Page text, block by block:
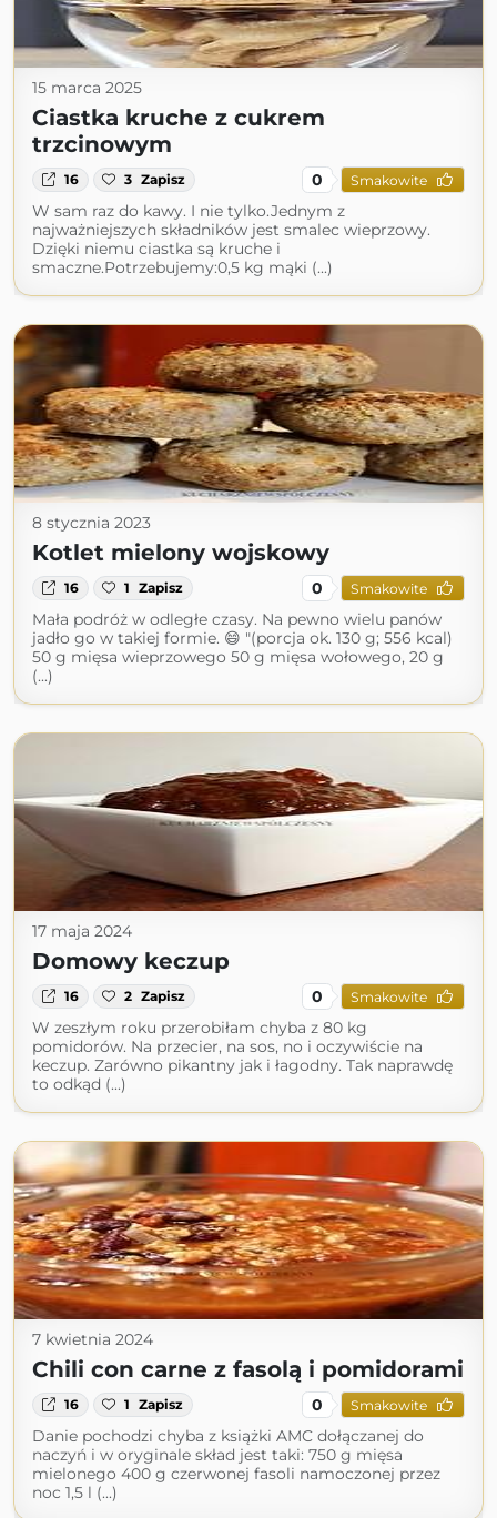
15 marca 2025
Ciastka kruche z cukrem
trzcinowym
16 3 Zapisz 0 Smakowite
W sam raz do kawy. I nie tylko.Jednym z
najważniejszych składników jest smalec wieprzowy.
Dzięki niemu ciastka są kruche i
smaczne.Potrzebujemy:0,5 kg mąki (...)
8 stycznia 2023
Kotlet mielony wojskowy
16 1 Zapisz 0 Smakowite
Mała podróż w odległe czasy. Na pewno wielu panów
jadło go w takiej formie. 😄 "(porcja ok. 130 g; 556 kcal)
50 g mięsa wieprzowego 50 g mięsa wołowego, 20 g
(...)
17 maja 2024
Domowy keczup
16 2 Zapisz 0 Smakowite
W zeszłym roku przerobiłam chyba z 80 kg
pomidorów. Na przecier, na sos, no i oczywiście na
keczup. Zarówno pikantny jak i łagodny. Tak naprawdę
to odkąd (...)
7 kwietnia 2024
Chili con carne z fasolą i pomidorami
16 1 Zapisz 0 Smakowite
Danie pochodzi chyba z książki AMC dołączanej do
naczyń i w oryginale skład jest taki: 750 g mięsa
mielonego 400 g czerwonej fasoli namoczonej przez
noc 1,5 l (...)